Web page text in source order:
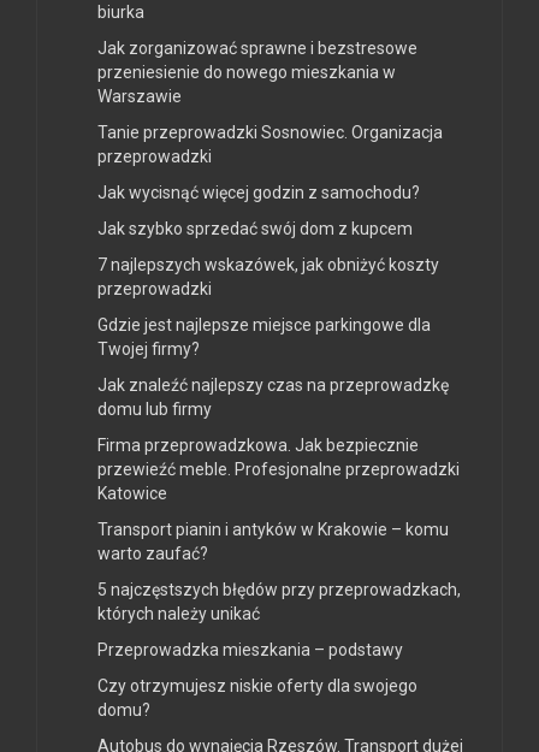
biurka
Jak zorganizować sprawne i bezstresowe
przeniesienie do nowego mieszkania w
Warszawie
Tanie przeprowadzki Sosnowiec. Organizacja
przeprowadzki
Jak wycisnąć więcej godzin z samochodu?
Jak szybko sprzedać swój dom z kupcem
7 najlepszych wskazówek, jak obniżyć koszty
przeprowadzki
Gdzie jest najlepsze miejsce parkingowe dla
Twojej firmy?
Jak znaleźć najlepszy czas na przeprowadzkę
domu lub firmy
Firma przeprowadzkowa. Jak bezpiecznie
przewieźć meble. Profesjonalne przeprowadzki
Katowice
Transport pianin i antyków w Krakowie – komu
warto zaufać?
5 najczęstszych błędów przy przeprowadzkach,
których należy unikać
Przeprowadzka mieszkania – podstawy
Czy otrzymujesz niskie oferty dla swojego
domu?
Autobus do wynajęcia Rzeszów. Transport dużej